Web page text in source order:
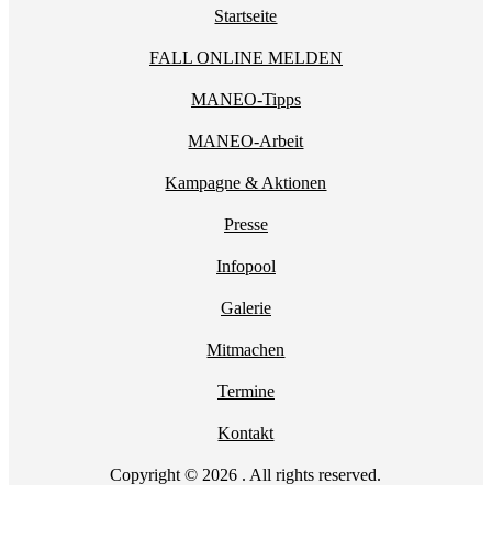
Startseite
FALL ONLINE MELDEN
MANEO-Tipps
MANEO-Arbeit
Kampagne & Aktionen
Presse
Infopool
Galerie
Mitmachen
Termine
Kontakt
Copyright © 2026 . All rights reserved.